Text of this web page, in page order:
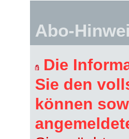
Abo-
Die
Sie den
können